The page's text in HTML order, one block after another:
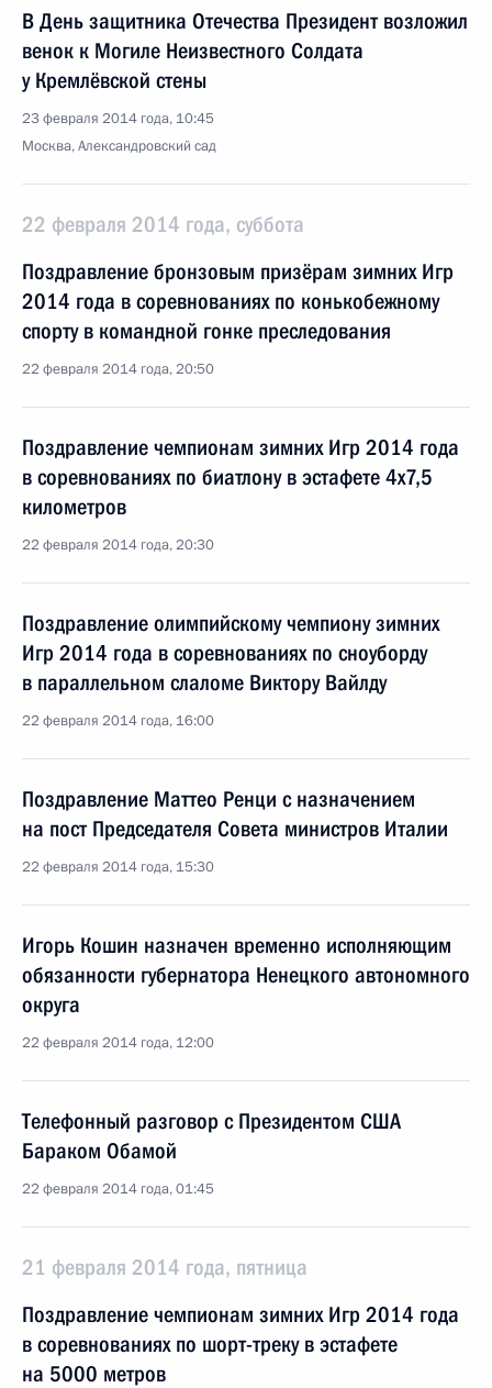
В День защитника Отечества Президент возложил
венок к Могиле Неизвестного Солдата
у Кремлёвской стены
23 февраля 2014 года, 10:45
Москва, Александровский сад
22 февраля 2014 года, суббота
Поздравление бронзовым призёрам зимних Игр
2014 года в соревнованиях по конькобежному
спорту в командной гонке преследования
22 февраля 2014 года, 20:50
Поздравление чемпионам зимних Игр 2014 года
в соревнованиях по биатлону в эстафете 4х7,5
километров
22 февраля 2014 года, 20:30
Поздравление олимпийскому чемпиону зимних
Игр 2014 года в соревнованиях по сноуборду
в параллельном слаломе Виктору Вайлду
22 февраля 2014 года, 16:00
Поздравление Маттео Ренци с назначением
на пост Председателя Совета министров Италии
22 февраля 2014 года, 15:30
Игорь Кошин назначен временно исполняющим
обязанности губернатора Ненецкого автономного
округа
22 февраля 2014 года, 12:00
Телефонный разговор с Президентом США
Бараком Обамой
22 февраля 2014 года, 01:45
21 февраля 2014 года, пятница
Поздравление чемпионам зимних Игр 2014 года
в соревнованиях по шорт-треку в эстафете
на 5000 метров